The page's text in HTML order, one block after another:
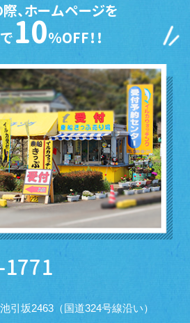
、ホームページを
10％OFF！！
引坂2463（国道324号線沿い）